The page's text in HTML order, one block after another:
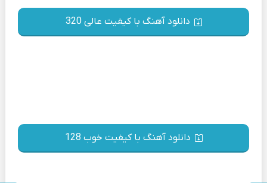
دانلود آهنگ با کیفیت عالی 320
دانلود آهنگ با کیفیت خوب 128